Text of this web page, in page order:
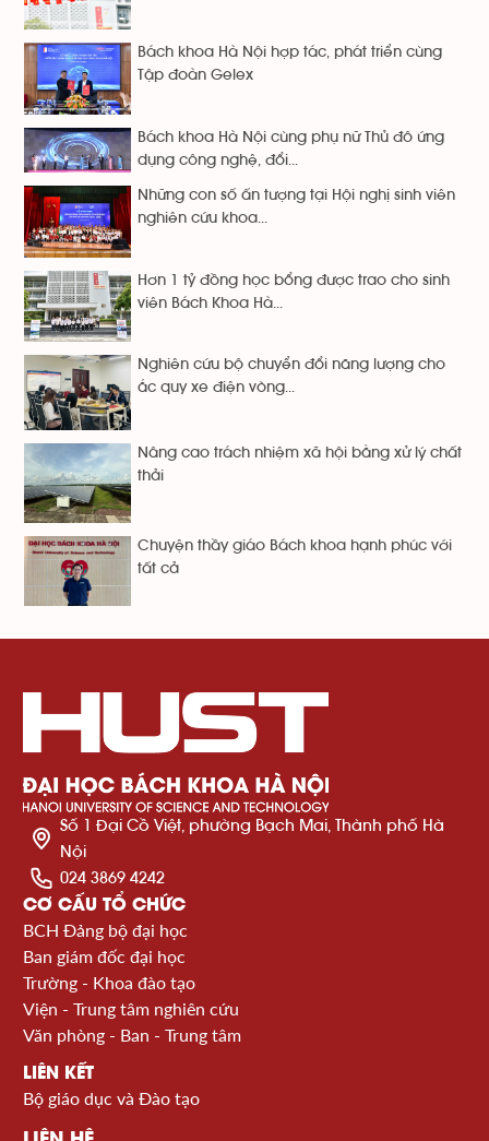
Bách khoa Hà Nội hợp tác, phát triển cùng
Tập đoàn Gelex
Bách khoa Hà Nội cùng phụ nữ Thủ đô ứng
dụng công nghệ, đổi...
Những con số ấn tượng tại Hội nghị sinh viên
nghiên cứu khoa...
Hơn 1 tỷ đồng học bổng được trao cho sinh
viên Bách Khoa Hà...
Nghiên cứu bộ chuyển đổi năng lượng cho
ắc quy xe điện vòng...
Nâng cao trách nhiệm xã hội bằng xử lý chất
thải
Chuyện thầy giáo Bách khoa hạnh phúc với
tất cả
Số 1 Đại Cồ Việt, phường Bạch Mai, Thành phố Hà
Nội
024 3869 4242
CƠ CẤU TỔ CHỨC
BCH Đảng bộ đại học
Ban giám đốc đại học
Trường - Khoa đào tạo
Viện - Trung tâm nghiên cứu
Văn phòng - Ban - Trung tâm
LIÊN KẾT
Bộ giáo dục và Đào tạo